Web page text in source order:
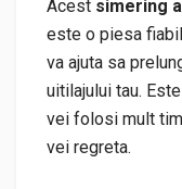
Acest simering
este o piesa
va ajuta sa
uitilajului tau.
vei folosi mult
vei regreta.